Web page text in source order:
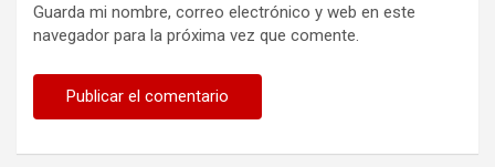
Guarda mi nombre, correo electrónico y web en este
navegador para la próxima vez que comente.